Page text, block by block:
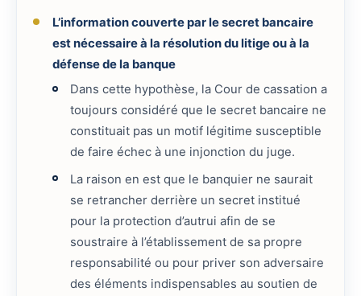
L’information couverte par le secret bancaire
est nécessaire à la résolution du litige ou à la
défense de la banque
Dans cette hypothèse, la Cour de cassation a
toujours considéré que le secret bancaire ne
constituait pas un motif légitime susceptible
de faire échec à une injonction du juge.
La raison en est que le banquier ne saurait
se retrancher derrière un secret institué
pour la protection d’autrui afin de se
soustraire à l’établissement de sa propre
responsabilité ou pour priver son adversaire
des éléments indispensables au soutien de